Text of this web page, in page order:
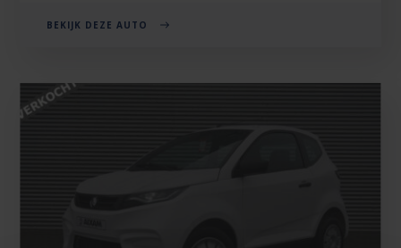
BEKIJK DEZE AUTO